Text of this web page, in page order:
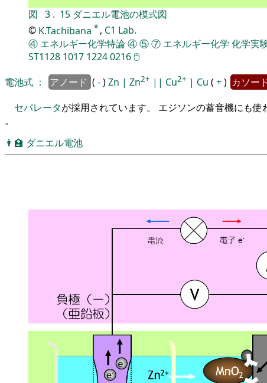
図 3 . 15 ダニエル電池の模式図
© K.Tachibana * , C1 Lab.
④ エネルギー化学特論④⑤⑦ エネルギー化学 化学実
ST1128 1017 12240216🖱
電池式 ： アノード ( -)Zn | Zn2+ || Cu2+ | Cu ( +) カソー
セパレータが採用されています。 エジソンの蓄音機にも使
。
👨‍🏫 ダニエル電池